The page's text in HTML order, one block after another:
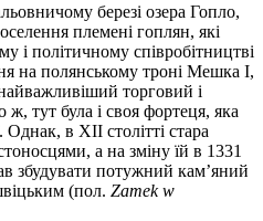
березі озера Гопло,
племені гоплян, які
і політичному співробітництві
на полянському троні Мешка I,
торговий і
тут була і своя фортеця, яка
в XII столітті стара
а на зміну їй в 1331
збудувати потужний кам’яний
(пол. Zamek w